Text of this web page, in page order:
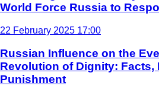
World Force Russia to
22 February 2025 17:00
Russian Influence on the
Revolution of Dignity: Facts,
Punishment